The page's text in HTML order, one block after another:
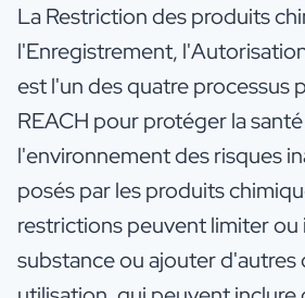
La Restriction des produits
l'Enregistrement,
est l'un des quatre processus
REACH pour protéger la
l'environnement des risques
posés par les produits
restrictions peuvent limiter ou
substance ou ajouter d'autres